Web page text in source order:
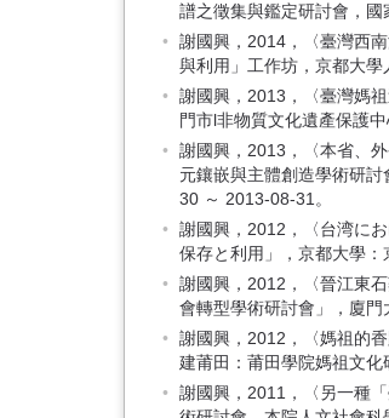
譜之徵集與鑑定研討會，
謝國興，2014，〈臺灣西
與利用」工作坊，京都大
謝國興，2013，〈臺灣媽
門市l非物質文化遺產保護
謝國興，2013，〈本省、
元鑲嵌與主體創造學術研
30 ～ 2013-08-31。
謝國興，2012，〈台湾に
保存と利用」，京都大學
謝國興，2012，〈晉江東
會轉型學術研討會」，廈
謝國興，2012，〈媽祖的
建莆田：莆田學院媽祖文
謝國興，2011，〈另一種